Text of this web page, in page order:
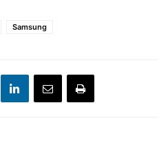
Samsung